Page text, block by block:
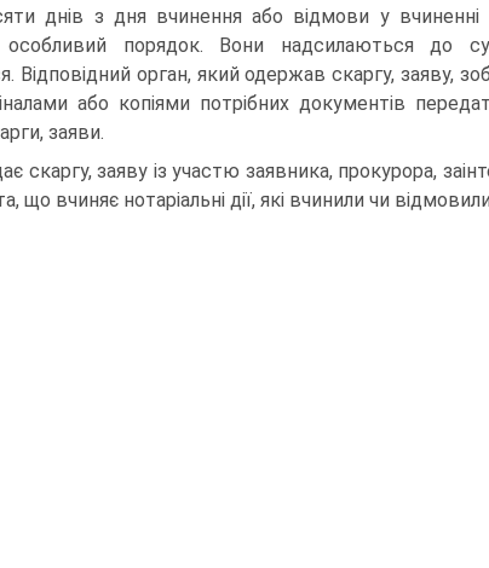
днів з дня вчинення або відмови у вчиненні
особливий порядок. Вони надсилаються до
Відповідний орган, який одержав скаргу, заяву,
або копіями потрібних документів
заяви.
скаргу, заяву із участю заявника, прокурора,
що вчиняє нотаріальні дії, які вчинили чи